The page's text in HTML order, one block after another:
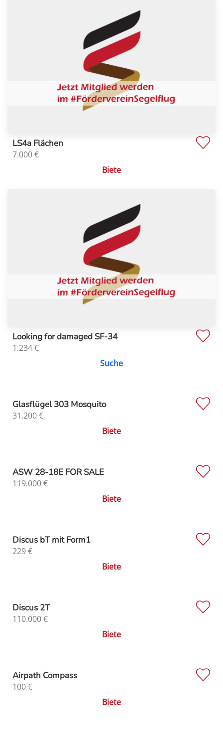
LS4a Flächen
7.000€
Biete
Looking for damaged SF-34
1.234€
Suche
Glasflügel 303 Mosquito
31.200€
Biete
ASW 28-18E FOR SALE
119.000€
Biete
Discus bT mit Form1
229€
Biete
Discus 2T
110.000€
Biete
Airpath Compass
100€
Biete